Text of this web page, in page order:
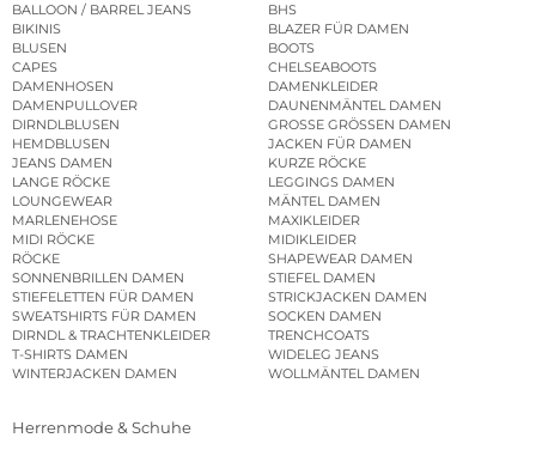
BALLOON / BARREL JEANS
BHS
BIKINIS
BLAZER FÜR DAMEN
BLUSEN
BOOTS
CAPES
CHELSEABOOTS
DAMENHOSEN
DAMENKLEIDER
DAMENPULLOVER
DAUNENMÄNTEL DAMEN
DIRNDLBLUSEN
GROSSE GRÖSSEN DAMEN
HEMDBLUSEN
JACKEN FÜR DAMEN
JEANS DAMEN
KURZE RÖCKE
LANGE RÖCKE
LEGGINGS DAMEN
LOUNGEWEAR
MÄNTEL DAMEN
MARLENEHOSE
MAXIKLEIDER
MIDI RÖCKE
MIDIKLEIDER
RÖCKE
SHAPEWEAR DAMEN
SONNENBRILLEN DAMEN
STIEFEL DAMEN
STIEFELETTEN FÜR DAMEN
STRICKJACKEN DAMEN
SWEATSHIRTS FÜR DAMEN
SOCKEN DAMEN
DIRNDL & TRACHTENKLEIDER
TRENCHCOATS
T-SHIRTS DAMEN
WIDELEG JEANS
WINTERJACKEN DAMEN
WOLLMÄNTEL DAMEN
Herrenmode & Schuhe